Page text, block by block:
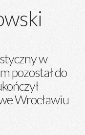
w
pozostał do
Wrocławiu